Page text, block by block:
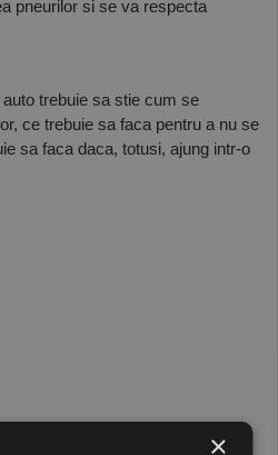
pneurilor si se va respecta
trebuie sa stie cum se
ce trebuie sa faca pentru a nu se
sa faca daca, totusi, ajung intr-o
×